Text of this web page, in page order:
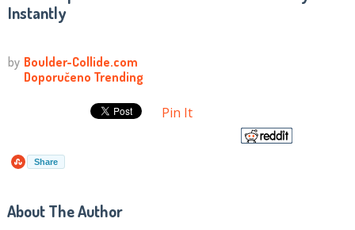
Instantly
Pin It
Share
About The Author